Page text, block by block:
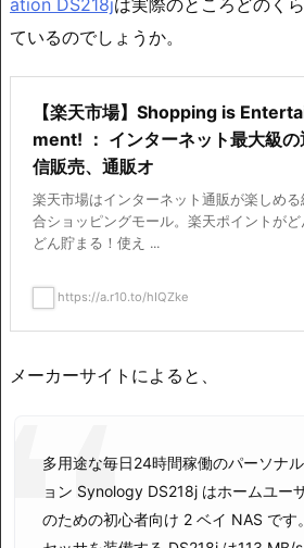
ているのでしょうか。
【楽天市場】Shopping is
ment! ： インターネット最大級の
信販売、通販オ
楽天市場はインターネット通販が楽しめる
合ショッピングモール。楽天ポイントがど
どん貯まる！使え ...
https://a.r10.to/hIQZke
メーカーサイトによると、
多用途な毎日24時間稼働のパーソナ
ョン Synology DS218j はホームユー
のための初心者向け 2 ベイ NAS です